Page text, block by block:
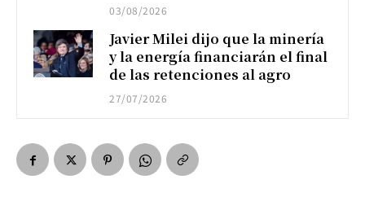
03/08/2026
Javier Milei dijo que la minería
y la energía financiarán el final
de las retenciones al agro
27/07/2026